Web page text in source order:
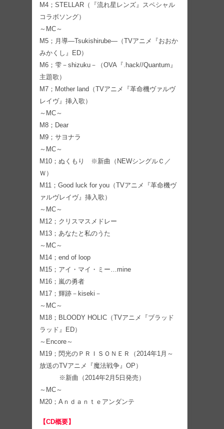
M4；STELLAR（『流れ星レンズ』スペシャル
コラボソング）
～MC～
M5；月導―Tsukishirube―（TVアニメ『おおか
みかくし』ED）
M6；雫－shizuku－（OVA『.hack//Quantum』
主題歌）
M7；Mother land（TVアニメ『革命機ヴァルヴ
レイヴ』挿入歌）
～MC～
M8；Dear
M9；サヨナラ
～MC～
M10；ぬくもり ※新曲（NEWシングルＣ／
Ｗ）
M11；Good luck for you（TVアニメ『革命機ヴ
ァルヴレイヴ』挿入歌）
～MC～
M12；クリスマスメドレー
M13；あなたと私のうた
～MC～
M14；end of loop
M15；アイ・マイ・ミー…mine
M16；嵐の勇者
M17；輝跡－kiseki－
～MC～
M18；BLOODY HOLIC（TVアニメ『ブラッド
ラッド』ED）
～Encore～
M19；閃光のＰＲＩＳＯＮＥＲ（2014年1月～
放送のTVアニメ『魔法戦争』OP）
※新曲（2014年2月5日発売）
～MC～
M20；Aｎｄａｎｔｅアンダンテ
【CD概要】